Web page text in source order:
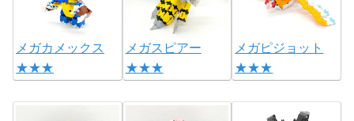
メガカメックス
★★★
メガスピアー
★★★
メガピジョット
★★★